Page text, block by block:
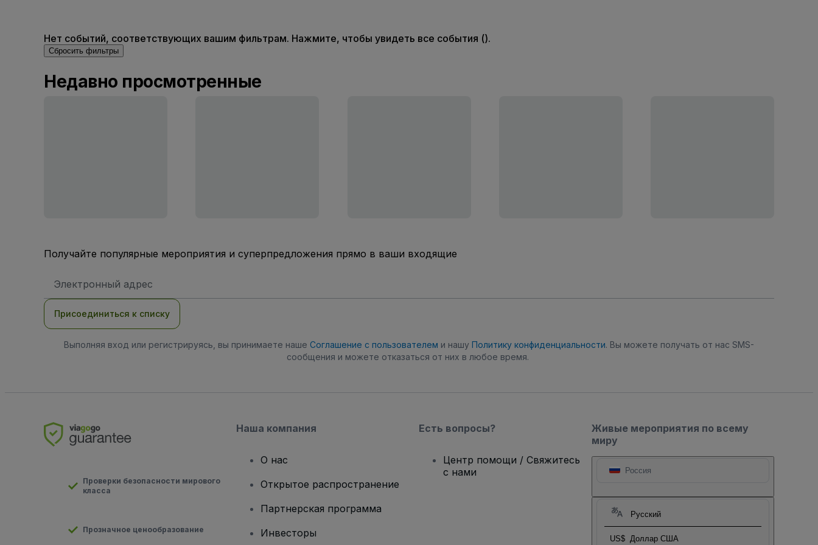
Нет событий, соответствующих вашим фильтрам. Нажмите, чтобы увидеть все события ().
Сбросить фильтры
Недавно просмотренные
Получайте популярные мероприятия и суперпредложения прямо в ваши входящие
электронной
Присоединиться к списку
Выполняя вход или регистрируясь, вы принимаете наше Соглашение с пользователем и нашу Политику конфиденциальности. Вы можете получать от нас SMS-
сообщения и можете отказаться от них в любое время.
Живые мероприятия по всему
миру
Россия
Русский
US$ Доллар США
Проверки безопасности мирового
класса
Прозначное ценообразование
Наша компания
О нас
Открытое распространение
Партнерская программа
Инвесторы
Есть вопросы?
Центр помощи / Свяжитесь
с нами